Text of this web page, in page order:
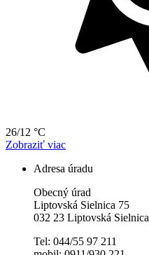
26/12 °C
Zobraziť viac
Adresa úradu
Obecný úrad
Liptovská Sielnica 75
032 23 Liptovská Sielnica
Tel: 044/55 97 211